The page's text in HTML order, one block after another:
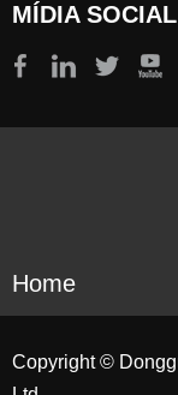
MÍDIA SOCIAL
Home
Copyright ©